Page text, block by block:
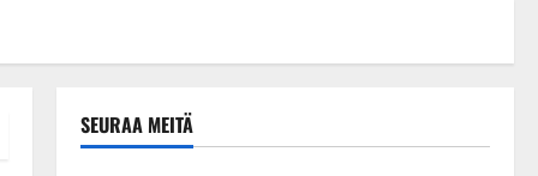
SEURAA MEITÄ